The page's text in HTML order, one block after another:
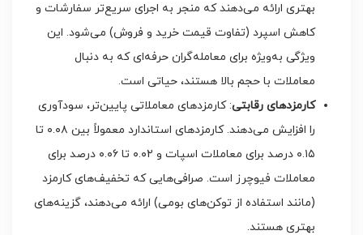
بهتری ارائه می‌دهند که منجر به اجرای سریع‌تر سفارشات و
کاهش اسپرد (تفاوت قیمت خرید و فروش) می‌شود. این
ویژگی به‌ویژه برای معامله‌گران حرفه‌ای که به دنبال
معاملات با حجم بالا هستند، حیاتی است.
کارمزدهای رقابتی: کارمزدهای معاملاتی پایین‌تر، سودآوری
را افزایش می‌دهند. کارمزدهای استاندارد معمولاً بین ۰.۰۸ تا
۰.۱۵ درصد برای معاملات اسپات و ۰.۰۲ تا ۰.۰۶ درصد برای
معاملات فیوچرز است. صرافی‌هایی که تخفیف‌های کارمزد
(مانند استفاده از توکن‌های بومی) ارائه می‌دهند، گزینه‌های
بهتری هستند.